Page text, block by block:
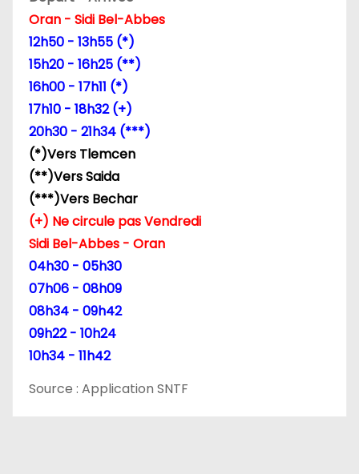
Oran - Sidi Bel-Abbes
12h50 - 13h55 (*)
15h20 - 16h25 (**)
16h00 - 17h11 (*)
17h10 - 18h32 (+)
20h30 - 21h34 (***)
(*)Vers Tlemcen
(**)Vers Saida
(***)Vers Bechar
(+) Ne circule pas Vendredi
Sidi Bel-Abbes - Oran
04h30 - 05h30
07h06 - 08h09
08h34 - 09h42
09h22 - 10h24
10h34 - 11h42
Source : Application SNTF